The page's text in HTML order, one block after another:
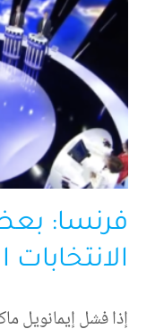
فرنسا:
الانتخابات
إذا فشل إيمانويل